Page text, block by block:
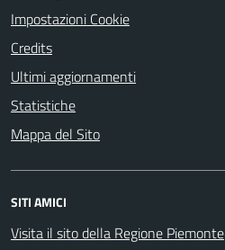
Impostazioni Cookie
Credits
Ultimi aggiornamenti
Statistiche
Mappa del Sito
SITI AMICI
Visita il sito della Regione Piemonte